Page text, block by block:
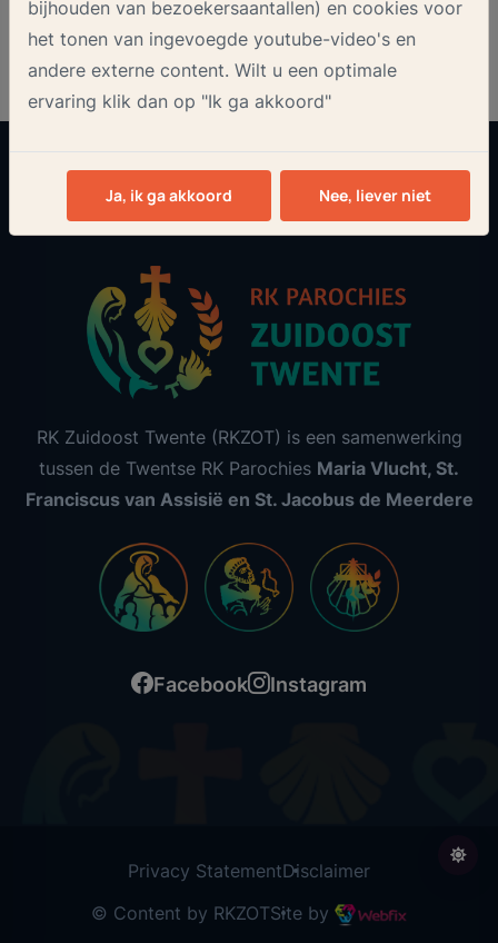
bijhouden van bezoekersaantallen) en cookies voor
het tonen van ingevoegde youtube-video's en
andere externe content. Wilt u een optimale
ervaring klik dan op "Ik ga akkoord"
Ja, ik ga akkoord Nee, liever niet
Aanmelden
RK Zuidoost Twente (RKZOT) is een samenwerking
tussen de Twentse RK Parochies Maria Vlucht, St.
Franciscus van Assisië en St. Jacobus de Meerdere
Facebook Instagram
Privacy StatementDisclaimer
© Content by RKZOTSite by